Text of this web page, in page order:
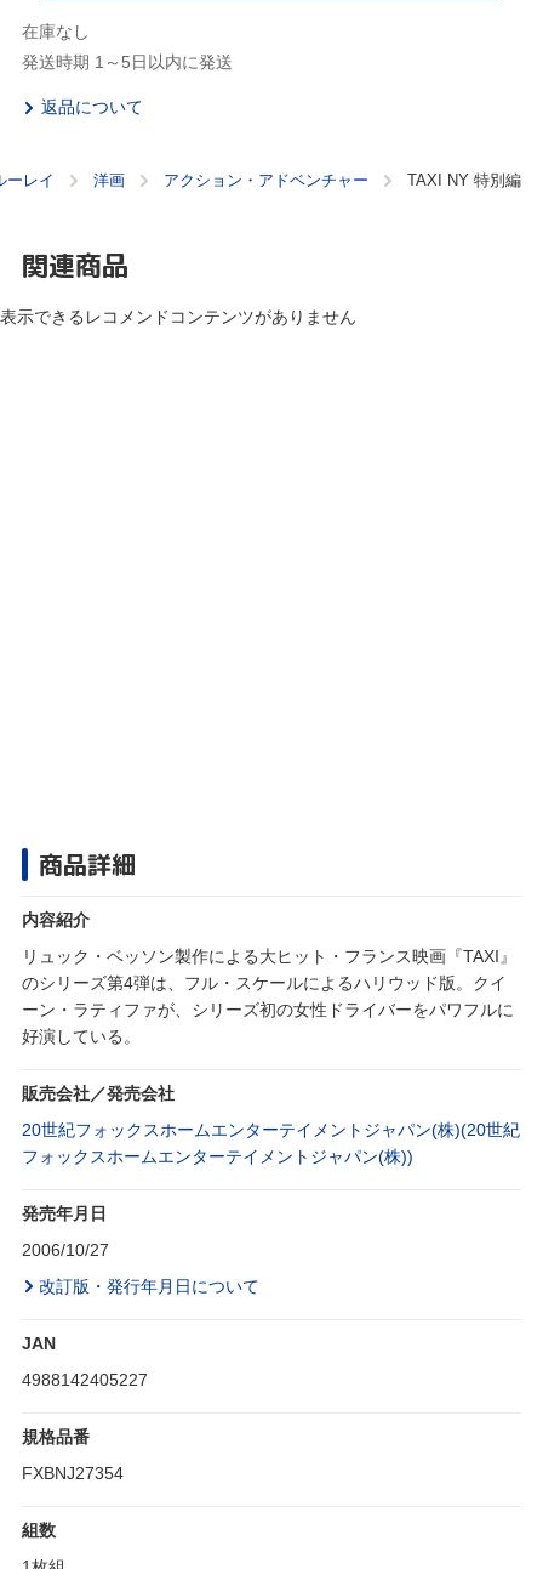
在庫なし
発送時期 1～5日以内に発送
返品について
ーレイ 洋画 アクション・アドベンチャー TAXI NY 特別編
関連商品
表示できるレコメンドコンテンツがありません
商品詳細
内容紹介
リュック・ベッソン製作による大ヒット・フランス映画『TAXI』
のシリーズ第4弾は、フル・スケールによるハリウッド版。クイ
ーン・ラティファが、シリーズ初の女性ドライバーをパワフルに
好演している。
販売会社／発売会社
20世紀フォックスホームエンターテイメントジャパン(株)(20世紀
フォックスホームエンターテイメントジャパン(株))
発売年月日
2006/10/27
改訂版・発行年月日について
JAN
4988142405227
規格品番
FXBNJ27354
組数